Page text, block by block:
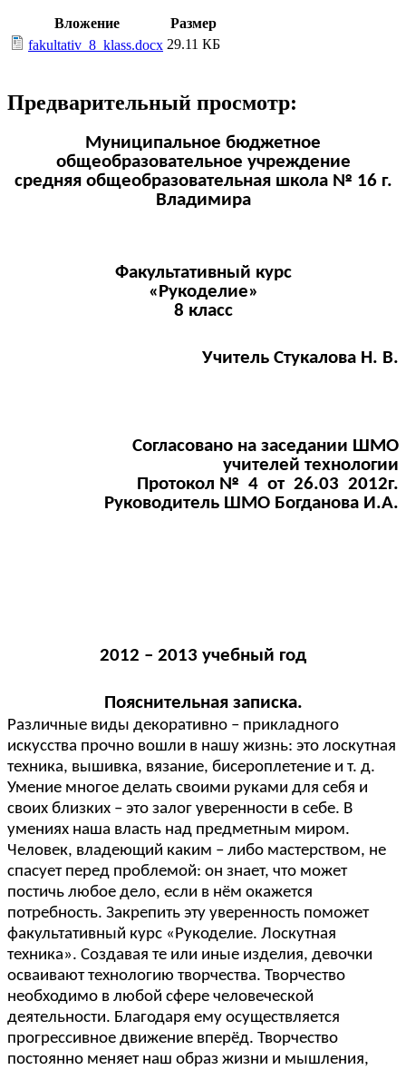
Вложение
Размер
fakultativ_8_klass.docx 29.11 КБ
Предварительный просмотр:
Муниципальное бюджетное
общеобразовательное учреждение
средняя общеобразовательная школа № 16 г.
Владимира
Факультативный курс
«Рукоделие»
8 класс
Учитель Стукалова Н. В.
Согласовано на заседании ШМО
учителей технологии
Протокол № 4 от 26.03 2012г.
Руководитель ШМО Богданова И.А.
2012 – 2013 учебный год
Пояснительная записка.
Различные виды декоративно – прикладного
искусства прочно вошли в нашу жизнь: это лоскутная
техника, вышивка, вязание, бисероплетение и т. д.
Умение многое делать своими руками для себя и
своих близких – это залог уверенности в себе. В
умениях наша власть над предметным миром.
Человек, владеющий каким – либо мастерством, не
спасует перед проблемой: он знает, что может
постичь любое дело, если в нём окажется
потребность. Закрепить эту уверенность поможет
факультативный курс «Рукоделие. Лоскутная
техника». Создавая те или иные изделия, девочки
осваивают технологию творчества. Творчество
необходимо в любой сфере человеческой
деятельности. Благодаря ему осуществляется
прогрессивное движение вперёд. Творчество
постоянно меняет наш образ жизни и мышления,